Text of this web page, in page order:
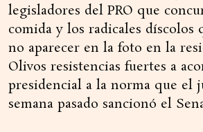
legisladores del PRO que
comida y los radicales
no aparecer en la foto en la
Olivos resistencias fuertes a
presidencial a la norma que el
semana pasado sancionó el